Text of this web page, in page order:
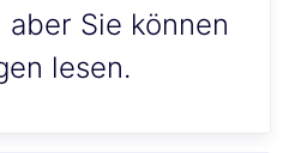
Sie können
lesen.